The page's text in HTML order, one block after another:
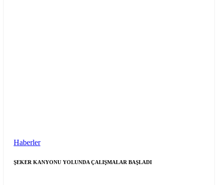
Haberler
ŞEKER KANYONU YOLUNDA ÇALIŞMALAR BAŞLADI